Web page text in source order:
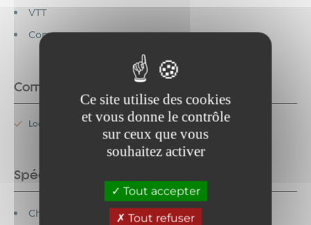
Ce site utilise des cookies
et vous donne le contrôle
sur ceux que vous
souhaitez activer
Tout accepter
Tout refuser
VTT
Commerces
Commodités
Location de linge
Spécificités
Chèques vacances acceptés